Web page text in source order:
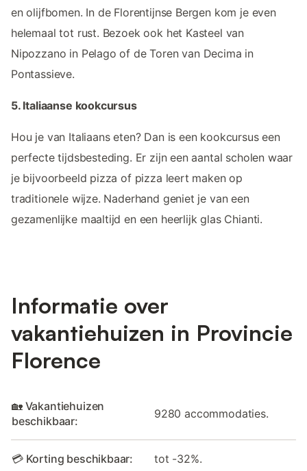
en olijfbomen. In de Florentijnse Bergen kom je even
helemaal tot rust. Bezoek ook het Kasteel van
Nipozzano in Pelago of de Toren van Decima in
Pontassieve.
5. Italiaanse kookcursus
Hou je van Italiaans eten? Dan is een kookcursus een
perfecte tijdsbesteding. Er zijn een aantal scholen waar
je bijvoorbeeld pizza of pizza leert maken op
traditionele wijze. Naderhand geniet je van een
gezamenlijke maaltijd en een heerlijk glas Chianti.
Informatie over
vakantiehuizen in Provincie
Florence
🏡 Vakantiehuizen
beschikbaar:
9280 accommodaties.
💳 Korting beschikbaar: tot -32%.